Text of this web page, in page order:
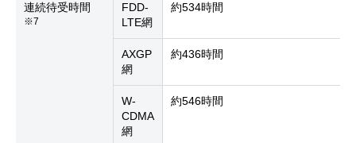
連続待受時間
※7
FDD-
LTE網
約534時間
AXGP
網
約436時間
W-
CDMA
網
約546時間